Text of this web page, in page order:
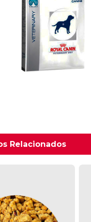
Relacionados
relacionados